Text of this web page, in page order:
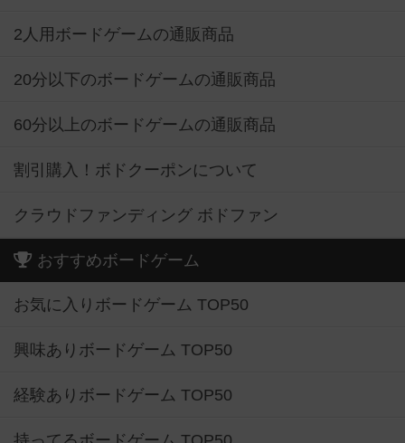
2人用ボードゲームの通販商品
20分以下のボードゲームの通販商品
60分以上のボードゲームの通販商品
割引購入！ボドクーポンについて
クラウドファンディング ボドファン
おすすめボードゲーム
お気に入りボードゲーム TOP50
興味ありボードゲーム TOP50
経験ありボードゲーム TOP50